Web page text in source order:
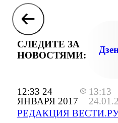
12:33 24
ЯНВАРЯ 2017
13:13
РЕДАКЦИЯ
СЛЕДИТЕ ЗА
НОВОСТЯМИ: